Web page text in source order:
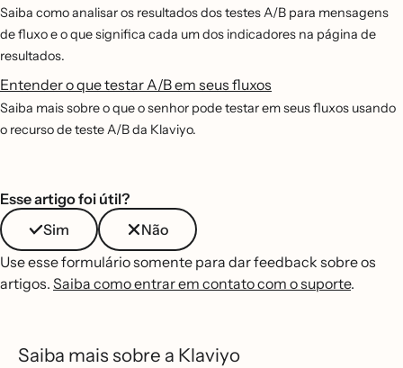
Saiba como analisar os resultados dos testes A/B para mensagens
de fluxo e o que significa cada um dos indicadores na página de
resultados.
Entender o que testar A/B em seus fluxos
Saiba mais sobre o que o senhor pode testar em seus fluxos usando
o recurso de teste A/B da Klaviyo.
Esse artigo foi útil?
Sim
Não
Use esse formulário somente para dar feedback sobre os
artigos. Saiba como entrar em contato com o suporte.
Saiba mais sobre a Klaviyo